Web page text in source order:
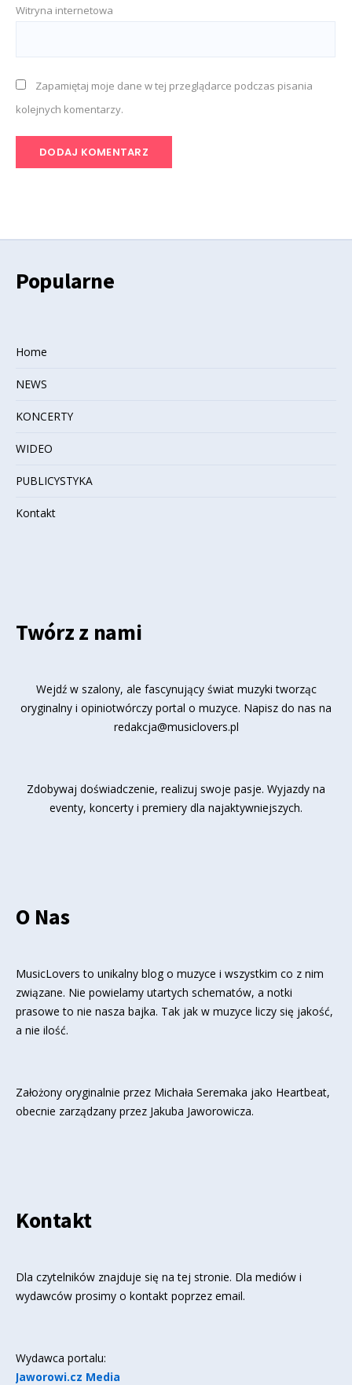
Witryna internetowa
Zapamiętaj moje dane w tej przeglądarce podczas pisania
kolejnych komentarzy.
Popularne
Home
NEWS
KONCERTY
WIDEO
PUBLICYSTYKA
Kontakt
Twórz z nami
Wejdź w szalony, ale fascynujący świat muzyki tworząc
oryginalny i opiniotwórczy portal o muzyce. Napisz do nas na
redakcja@musiclovers.pl
Zdobywaj doświadczenie, realizuj swoje pasje. Wyjazdy na
eventy, koncerty i premiery dla najaktywniejszych.
O Nas
MusicLovers to unikalny blog o muzyce i wszystkim co z nim
związane. Nie powielamy utartych schematów, a notki
prasowe to nie nasza bajka. Tak jak w muzyce liczy się jakość,
a nie ilość.
Założony oryginalnie przez Michała Seremaka jako Heartbeat,
obecnie zarządzany przez Jakuba Jaworowicza.
Kontakt
Dla czytelników znajduje się na tej stronie. Dla mediów i
wydawców prosimy o kontakt poprzez email.
Wydawca portalu:
Jaworowi.cz Media